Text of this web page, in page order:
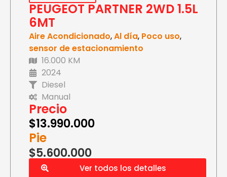
PEUGEOT PARTNER 2WD 1.5L
6MT
Aire Acondicionado,Al día, Poco uso,
sensor de estacionamiento
16.000 KM
2024
Diesel
Manual
Precio
$13.990.000
Pie
$5.600.000
Ver todos los detalles